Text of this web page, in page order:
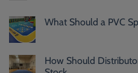
What Should a PVC
How Should